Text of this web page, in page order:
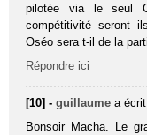
pilotée via le seul
compétitivité seront
Oséo sera t-il de la
Répondre ici
[10] -guillaume a écrit
Bonsoir Macha. Le